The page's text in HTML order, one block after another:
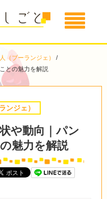
（ブーランジェ）
/
との魅力を解説
ンジェ）
や動向｜パン
魅力を解説